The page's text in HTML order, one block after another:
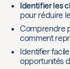
Identifier les
pour réduire
Comprendre
comment
Identifier
opportunités